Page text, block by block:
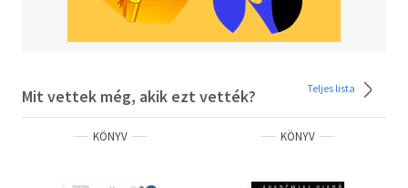
Mit vettek még, akik ezt vették? Teljes lista
KÖNYV KÖNYV